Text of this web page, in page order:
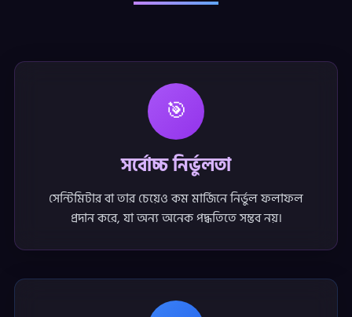
🎯
সর্বোচ্চ নির্ভুলতা
সেন্টিমিটার বা তার চেয়েও কম মার্জিনে নির্ভুল ফলাফল
প্রদান করে, যা অন্য অনেক পদ্ধতিতে সম্ভব নয়।